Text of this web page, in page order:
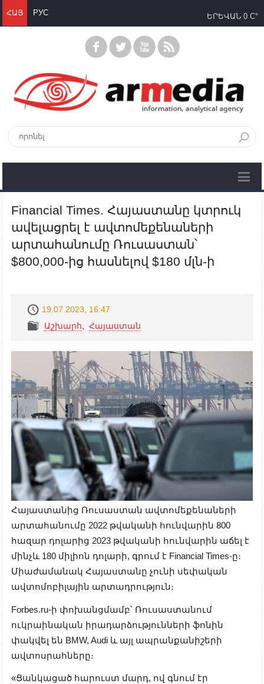
ՀԱՅ РУС ԵՐԵՎԱՆ 0 C°
Financial Times. Հայաստանը կտրուկ
ավելացրել է ավտոմեքենաների
արտահանումը Ռուսաստան՝
$800,000-ից հասնելով $180 մլն-ի
19.07.2023, 16:47
Աշխարհ
Հայաստան
Հայաստանից Ռուսաստան ավտոմեքենաների
արտահանումը 2022 թվականի հունվարին 800
հազար դոլարից 2023 թվականի հունվարին աճել է
մինչև 180 միլիոն դոլարի, գրում է Financial Times-ը։
Միաժամանակ Հայաստանը չունի սեփական
ավտոմոբիլային արտադրություն։
Forbes.ru-ի փոխանցմամբ՝ Ռուսաստանում
ուկրաինական իրադարձությունների ֆոնին
փակվել են BMW, Audi և այլ ապրանքանիշերի
ավտոսրահները։
«Ցանկացած հարուստ մարդ, ով գնում էր